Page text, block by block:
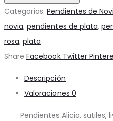
Categorías: Pendientes de
novia, pendientes de plata,
rosa, plata
Share Facebook Twitter
Descripción
Valoraciones 0
Pendientes Alicia, sutiles,